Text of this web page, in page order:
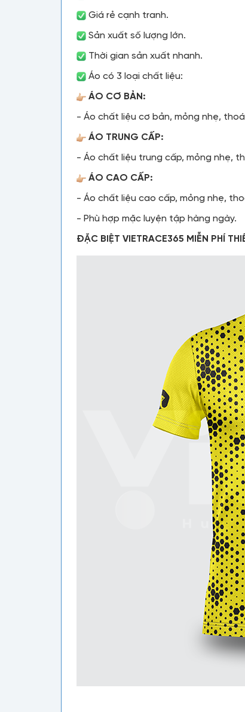
Giá rẻ cạnh tranh.
Sản xuất số lượng lớn.
Thời gian sản xuất nhanh.
Áo có 3 loại chất liệu:
ÁO CƠ BẢN:
- Áo chất liệu cơ bản, mỏng nhẹ,
ÁO TRUNG CẤP:
- Áo chất liệu trung cấp, mỏng nhẹ,
ÁO CAO CẤP:
- Áo chất liệu cao cấp, mỏng nhẹ,
- Phù hợp mặc luyện tập hàng ngày.
ĐẶC BIỆT VIETRACE365 MIỄN PHÍ